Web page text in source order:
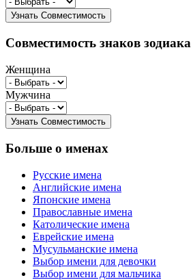
Совместимость знаков зодиака
Женщина
Мужчина
Больше о именах
Русские имена
Английские имена
Японские имена
Православные имена
Католические имена
Еврейские имена
Мусульманские имена
Выбор имени для девочки
Выбор имени для мальчика